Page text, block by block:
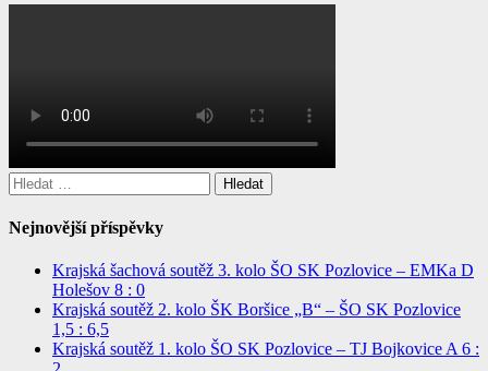
Vyhledávání
Nejnovější příspěvky
Krajská šachová soutěž 3. kolo ŠO SK Pozlovice – EMKa D
Holešov 8 : 0
Krajská soutěž 2. kolo ŠK Boršice „B“ – ŠO SK Pozlovice
1,5 : 6,5
Krajská soutěž 1. kolo ŠO SK Pozlovice – TJ Bojkovice A 6 :